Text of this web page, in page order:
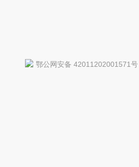
鄂公网安备 42011202001571号